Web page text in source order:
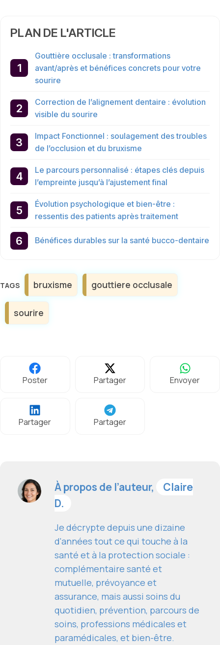
PLAN DE L'ARTICLE
Gouttière occlusale : transformations
avant/après et bénéfices concrets pour votre
sourire
Correction de l’alignement dentaire : évolution
visible du sourire
Impact Fonctionnel : soulagement des troubles
de l’occlusion et du bruxisme
Le parcours personnalisé : étapes clés depuis
l’empreinte jusqu’à l’ajustement final
Évolution psychologique et bien-être :
ressentis des patients après traitement
Bénéfices durables sur la santé bucco-dentaire
Étiquettes
bruxisme gouttiere occlusale
sourire
Poster Partager Envoyer
Partager Partager
À propos de l’auteur,
Claire
D.
Je décrypte depuis une dizaine
d'années tout ce qui touche à la
santé et à la protection sociale :
complémentaire santé et
mutuelle, prévoyance et
assurance, mais aussi soins du
quotidien, prévention, parcours de
soins, professions médicales et
paramédicales, et bien-être.